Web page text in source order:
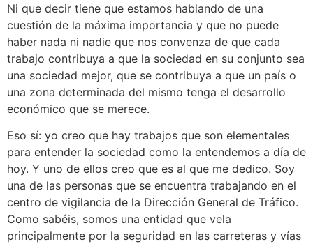
Ni que decir tiene que estamos hablando de una
cuestión de la máxima importancia y que no puede
haber nada ni nadie que nos convenza de que cada
trabajo contribuya a que la sociedad en su conjunto sea
una sociedad mejor, que se contribuya a que un país o
una zona determinada del mismo tenga el desarrollo
económico que se merece.
Eso sí: yo creo que hay trabajos que son elementales
para entender la sociedad como la entendemos a día de
hoy. Y uno de ellos creo que es al que me dedico. Soy
una de las personas que se encuentra trabajando en el
centro de vigilancia de la Dirección General de Tráfico.
Como sabéis, somos una entidad que vela
principalmente por la seguridad en las carreteras y vías